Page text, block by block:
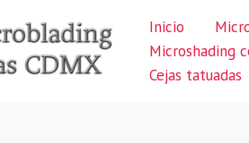
Inicio
Microshading
Cejas tatuadas